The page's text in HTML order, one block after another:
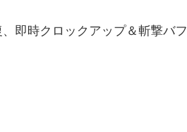
即時クロックアップ＆斬撃バフ